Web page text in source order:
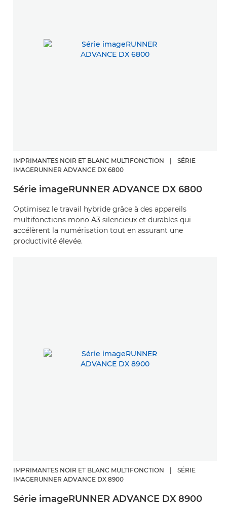
IMPRIMANTES NOIR ET BLANC MULTIFONCTION
SÉRIE
IMAGERUNNER ADVANCE DX 6800
Série imageRUNNER ADVANCE DX 6800
Optimisez le travail hybride grâce à des appareils
multifonctions mono A3 silencieux et durables qui
accélèrent la numérisation tout en assurant une
productivité élevée.
IMPRIMANTES NOIR ET BLANC MULTIFONCTION
SÉRIE
IMAGERUNNER ADVANCE DX 8900
Série imageRUNNER ADVANCE DX 8900